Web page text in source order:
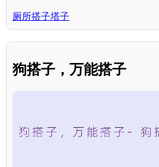
厕所搭子塔子
狗搭子，万能搭子